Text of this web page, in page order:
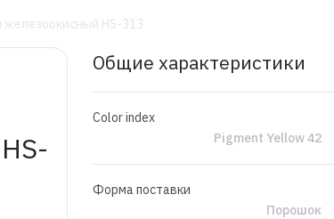
HS-313
Общие характеристики
Color index
Pigment Yellow 42
Форма поставки
Порошок